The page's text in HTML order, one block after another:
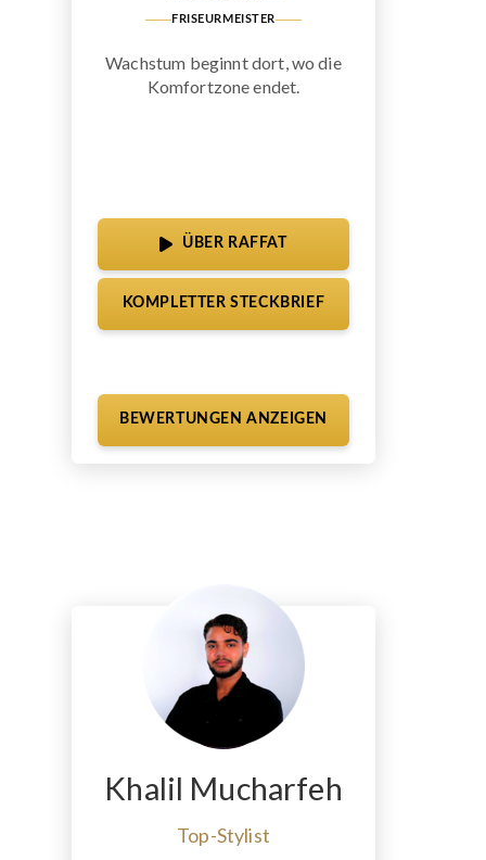
FRISEURMEISTER
Wachstum beginnt dort, wo die
Komfortzone endet.
ÜBER RAFFAT
KOMPLETTER STECKBRIEF
BEWERTUNGEN ANZEIGEN
Khalil Mucharfeh
Top-Stylist